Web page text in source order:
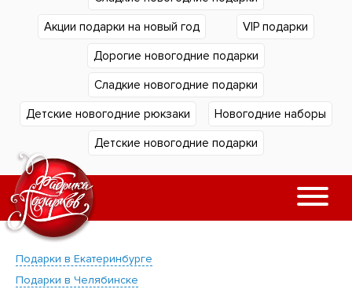
Акции подарки на новый год VIP подарки
Дорогие новогодние подарки
Сладкие новогодние подарки
Детские новогодние рюкзаки Новогодние наборы
Детские новогодние подарки
Подарки в Екатеринбурге
Подарки в Челябинске